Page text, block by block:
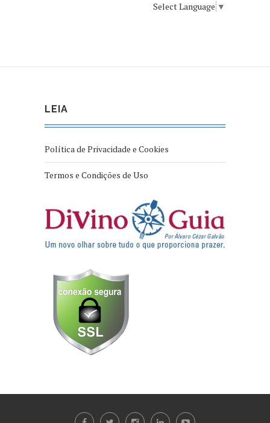
Select Language ▼
LEIA
Política de Privacidade e Cookies
Termos e Condições de Uso